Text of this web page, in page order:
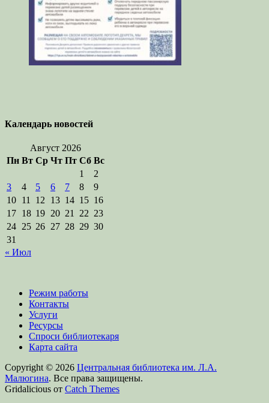
Календарь новостей
Август 2026
Пн Вт Ср Чт Пт Сб Вс
1
2
3
4 5 6 7 8
9
10 11 12 13 14 15 16
17 18 19 20 21 22 23
24 25 26 27 28 29 30
31
« Июл
Режим работы
Контакты
Услуги
Ресурсы
Спроси библиотекаря
Карта сайта
Copyright © 2026 Центральная библиотека им. Л.А.
Малюгина. Все права защищены.
Gridalicious от Catch Themes